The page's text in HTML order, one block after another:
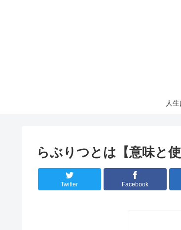
人
らぶりつとは【意味と使
Twitter Facebook